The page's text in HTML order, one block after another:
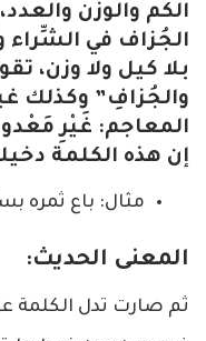
الكم والوزن
الجُزاف في الشِّراء
بلا كيل ولا وزن،
والجُزافِ” وكذلك
المعاجم: غَيْرِ
إن هذه الكلمة
مثال: باع ثمره
المعنى الحديث:
ثم صارت تدل الكلمة